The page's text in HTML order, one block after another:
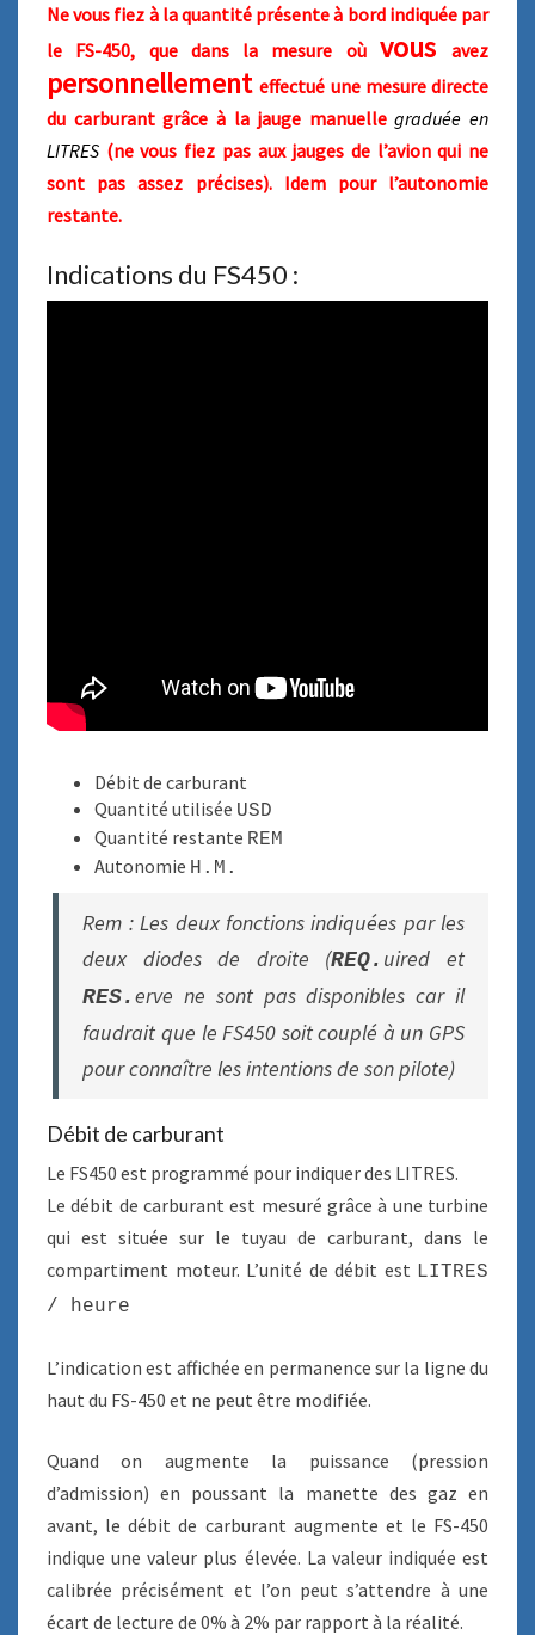
Ne vous fiez à la quantité présente à bord indiquée par
le FS-450, que dans la mesure où vous avez
personnellementeffectué une mesure directe
du carburant grâce à la jauge manuellegraduée en
LITRES (ne vous fiez pas aux jauges de l’avion qui ne
sont pas assez précises). Idem pour l’autonomie
restante.
Indications du FS450 :
Débit de carburant
Quantité utilisée USD
Quantité restante REM
Autonomie H.M.
Rem : Les deux fonctions indiquées par les
deux diodes de droite (REQ. uired et
RES.erve ne sont pas disponibles car il
faudrait que le FS450 soit couplé à un GPS
pour connaître les intentions de son pilote)
Débit de carburant
Le FS450 est programmé pour indiquer des LITRES.
Le débit de carburant est mesuré grâce à une turbine
qui est située sur le tuyau de carburant, dans le
compartiment moteur. L’unité de débit est LITRES
/ heure
L’indication est affichée en permanence sur la ligne du
haut du FS-450 et ne peut être modifiée.
Quand on augmente la puissance (pression
d’admission) en poussant la manette des gaz en
avant, le débit de carburant augmente et le FS-450
indique une valeur plus élevée. La valeur indiquée est
calibrée précisément et l’on peut s’attendre à une
écart de lecture de 0% à 2% par rapport à la réalité.